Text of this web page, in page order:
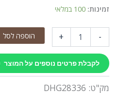
זמינות: 100 במלאי
-
GeForce
RTX
VENTUS
+ הוספה לסל
לקבלת פרטים נוספים על המוצר
מק"ט: DHG28336